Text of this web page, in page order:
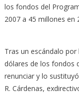
los fondos del
2007 a 45 millones en
Tras un escándalo
dólares de los fondos
renunciar y lo
R. Cárdenas,